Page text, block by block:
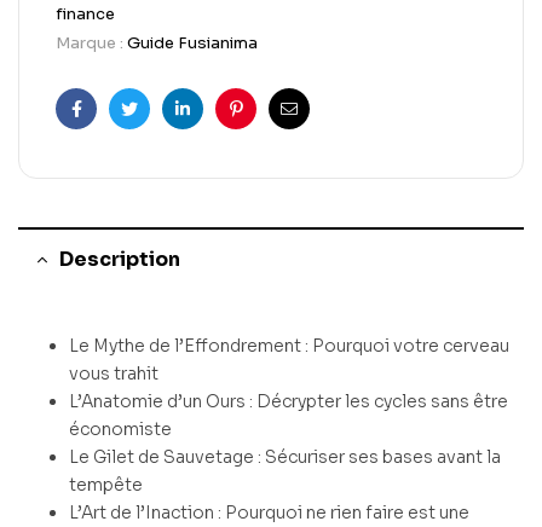
finance
Marque : Guide Fusianima
FacebookTwitterLinkedinPinterestEmail
Description
Le Mythe de l’Effondrement : Pourquoi votre cerveau
vous trahit
L’Anatomie d’un Ours : Décrypter les cycles sans être
économiste
Le Gilet de Sauvetage : Sécuriser ses bases avant la
tempête
L’Art de l’Inaction : Pourquoi ne rien faire est une